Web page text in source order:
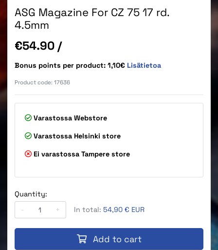
ASG Magazine For CZ 75 17 rd.
4.5mm
Price
€54.90 /
Bonus points per product: 1,10€ Lisätietoa
Product code: 17636
Varastossa Webstore
Varastossa Helsinki store
Ei varastossa Tampere store
Quantity:
-
+ In total: 54,90 € EUR
Add to cart